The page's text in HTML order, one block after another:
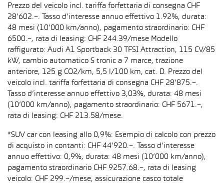
Prezzo del veicolo incl. tariffa forfettaria di consegna CHF
28’602.–. Tasso d’interesse annuo effettivo 1.92%, durata:
48 mesi (10’000 km/anno), pagamento straordinario: CHF
6500.–, rata di leasing: CHF 244.39/mese Modello
raffigurato: Audi A1 Sportback 30 TFSI Attraction, 115 CV/85
kW, cambio automatico S tronic a 7 marce, trazione
anteriore, 125 g CO2/km, 5,5 l/100 km, cat. D. Prezzo del
veicolo incl. tariffa forfettaria di consegna CHF 28’875.–.
Tasso d’interesse annuo effettivo 3,03%, durata: 48 mesi
(10’000 km/anno), pagamento straordinario: CHF 5671.–,
rata di leasing: CHF 213.58/mese.
*SUV car con leasing allo 0,9%: Esempio di calcolo con prezzo
di acquisto in contanti: CHF 44’920.–. Tasso d’interesse
annuo effettivo: 0,9%, durata: 48 mesi (10’000 km/anno),
pagamento straordinario CHF 9257.68.–, rata di leasing
veicolo: CHF 299.–/mese, assicurazione casco totale